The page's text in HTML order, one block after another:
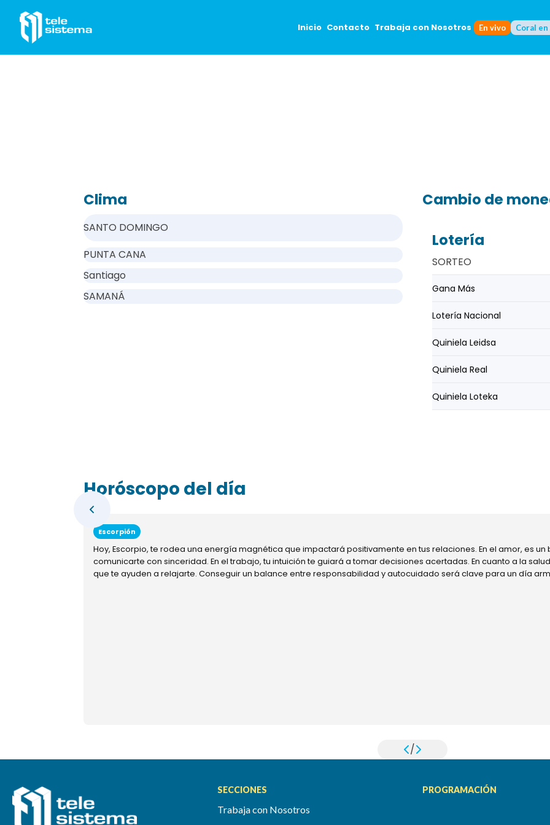
Inicio Contacto Trabaja con Nosotros En vivo Coral
Clima
SANTO DOMINGO
PUNTA CANA
Santiago
SAMANÁ
Cambio de
Lotería
SORTEO
Gana Más
Lotería Nacional
Quiniela Leidsa
Quiniela Real
Quiniela Loteka
Horóscopo del día
Escorpión
Hoy, Escorpio, te rodea una energía magnética que impactará positivamente en tus relaciones. En el amor, es
comunicarte con sinceridad. En el trabajo, tu intuición te guiará a tomar decisiones acertadas. En cuanto a la
que te ayuden a relajarte. Conseguir un balance entre responsabilidad y autocuidado será clave para un día
/
SECCIONES
Trabaja con Nosotros
PROGRAMACIÓN